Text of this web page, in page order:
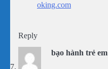
oking.com
Reply
bạo hành trẻ em